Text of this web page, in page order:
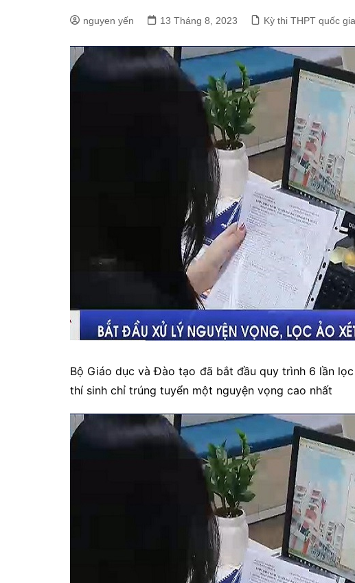
nguyen yến 13 Tháng 8, 2023 Kỳ thi THPT quốc gia
Bộ Giáo dục và Đào tạo đã bắt đầu quy trình 6 lần
thí sinh chỉ trúng tuyển một nguyện vọng cao nhất